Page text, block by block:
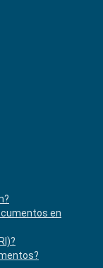
en